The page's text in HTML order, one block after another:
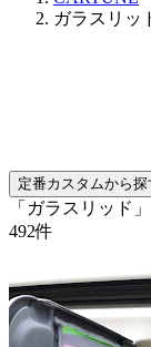
ガラスリッ
定番カスタムから探
「ガラスリッド
492件